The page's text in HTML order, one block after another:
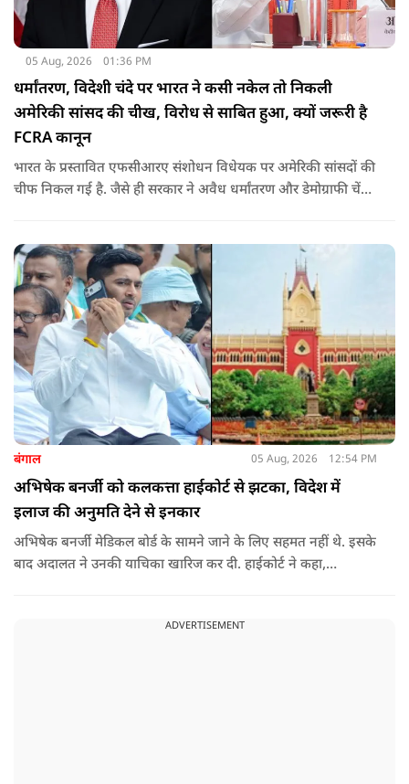
05 Aug, 2026 01:36 PM
धर्मांतरण, विदेशी चंदे पर भारत ने कसी नकेल तो निकली
अमेरिकी सांसद की चीख, विरोध से साबित हुआ, क्यों जरूरी है
FCRA कानून
भारत के प्रस्तावित एफसीआरए संशोधन विधेयक पर अमेरिकी सांसदों की
चीफ निकल गई है. जैसे ही सरकार ने अवैध धर्मांतरण और डेमोग्राफी चेंज
जरूरी है.
बंगाल 05 Aug, 2026 12:54 PM
अभिषेक बनर्जी को कलकत्ता हाईकोर्ट से झटका, विदेश में
इलाज की अनुमति देने से इनकार
अभिषेक बनर्जी मेडिकल बोर्ड के सामने जाने के लिए सहमत नहीं थे. इसके
बाद अदालत ने उनकी याचिका खारिज कर दी. हाईकोर्ट ने कहा,
​​है कि याचिका दायर करके उठाए गए मुद्दे को और अधिक समय तक लंबित
ADVERTISEMENT